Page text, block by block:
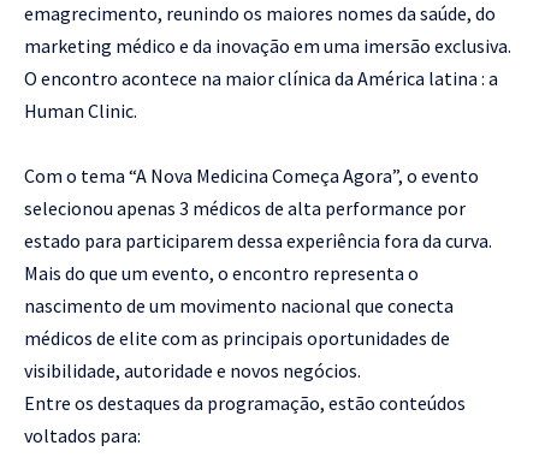
emagrecimento, reunindo os maiores nomes da saúde, do
marketing médico e da inovação em uma imersão exclusiva.
O encontro acontece na maior clínica da América latina : a
Human Clinic.
Com o tema “A Nova Medicina Começa Agora”, o evento
selecionou apenas 3 médicos de alta performance por
estado para participarem dessa experiência fora da curva.
Mais do que um evento, o encontro representa o
nascimento de um movimento nacional que conecta
médicos de elite com as principais oportunidades de
visibilidade, autoridade e novos negócios.
Entre os destaques da programação, estão conteúdos
voltados para: